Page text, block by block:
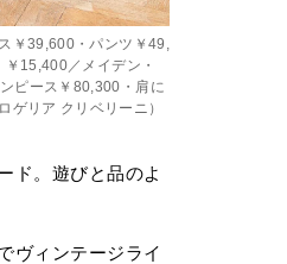
￥39,600・パンツ￥49,
15,400／メイデン・
ピース￥80,300・肩に
リア クリベリーニ）
ド。遊びと品のよ
ヴィンテージライ